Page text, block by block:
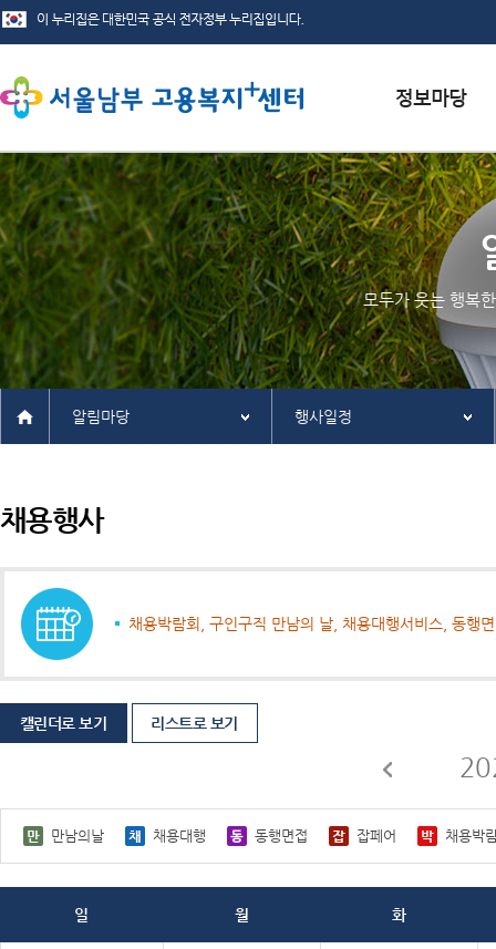
서식자료실
채용정보
인재정보
관련사이트
모두가 웃는 행복
알림마당 행사일정
채용행사
채용박람회, 구인구직 만남의 날, 채용대행서비스, 동행
캘린더로 보기 리스트로 보기
만남의날 채용대행 동행면접 잡페어 채용박
일 월 화